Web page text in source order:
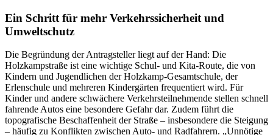
Ein Schritt für mehr Verkehrssicherheit und
Umweltschutz
Die Begründung der Antragsteller liegt auf der Hand: Die
Holzkampstraße ist eine wichtige Schul- und Kita-Route, die von
Kindern und Jugendlichen der Holzkamp-Gesamtschule, der
Erlenschule und mehreren Kindergärten frequentiert wird. Für
Kinder und andere schwächere Verkehrsteilnehmende stellen schnell
fahrende Autos eine besondere Gefahr dar. Zudem führt die
topografische Beschaffenheit der Straße – insbesondere die Steigung
– häufig zu Konflikten zwischen Auto- und Radfahrern. „Unnötige